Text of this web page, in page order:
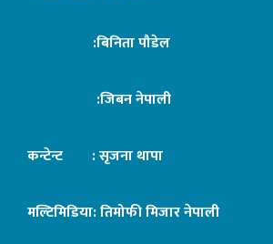
:बिनिता पौडेल
:जिबन नेपाली
कन्टेन्ट : सृजना थापा
मल्टिमिडिया: तिमोफी मिजार नेपाली